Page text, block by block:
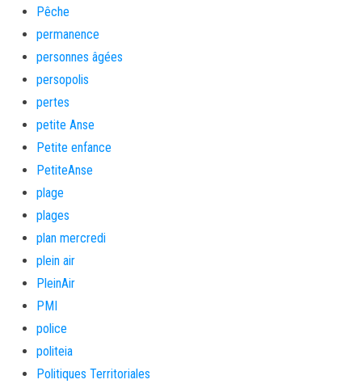
Pêche
permanence
personnes âgées
persopolis
pertes
petite Anse
Petite enfance
PetiteAnse
plage
plages
plan mercredi
plein air
PleinAir
PMI
police
politeia
Politiques Territoriales